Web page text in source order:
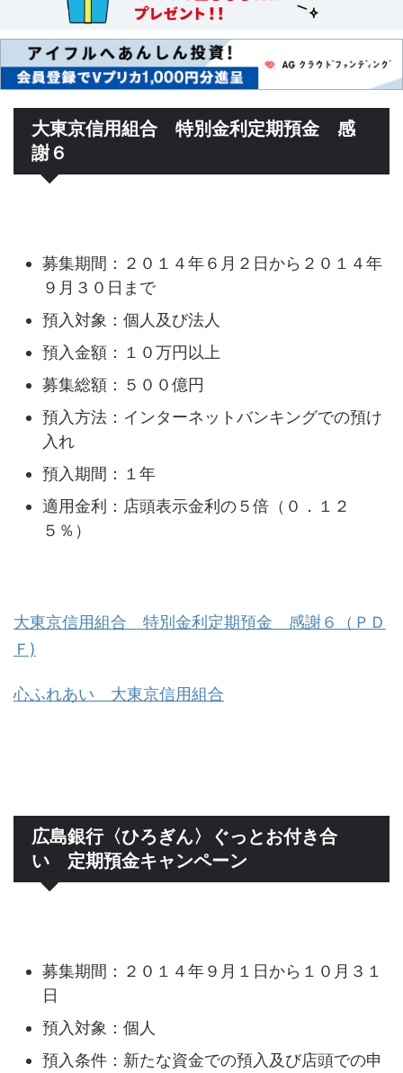
大東京信用組合 特別金利定期預金 感
謝６
募集期間：２０１４年６月２日から２０１４年
９月３０日まで
預入対象：個人及び法人
預入金額：１０万円以上
募集総額：５００億円
預入方法：インターネットバンキングでの預け
入れ
預入期間：１年
適用金利：店頭表示金利の５倍（０．１２
５％）
大東京信用組合 特別金利定期預金 感謝６（ＰＤ
Ｆ)
心ふれあい 大東京信用組合
広島銀行〈ひろぎん〉ぐっとお付き合
い 定期預金キャンペーン
募集期間：２０１４年９月１日から１０月３１
日
預入対象：個人
預入条件：新たな資金での預入及び店頭での申